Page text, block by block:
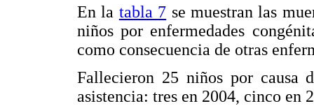
En la tabla 7 se muestran las
niños por enfermedades
como consecuencia de otras
Fallecieron 25 niños por causa
asistencia: tres en 2004, cinco en